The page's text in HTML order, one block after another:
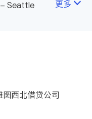
Seattle 更多
图西北借贷公司